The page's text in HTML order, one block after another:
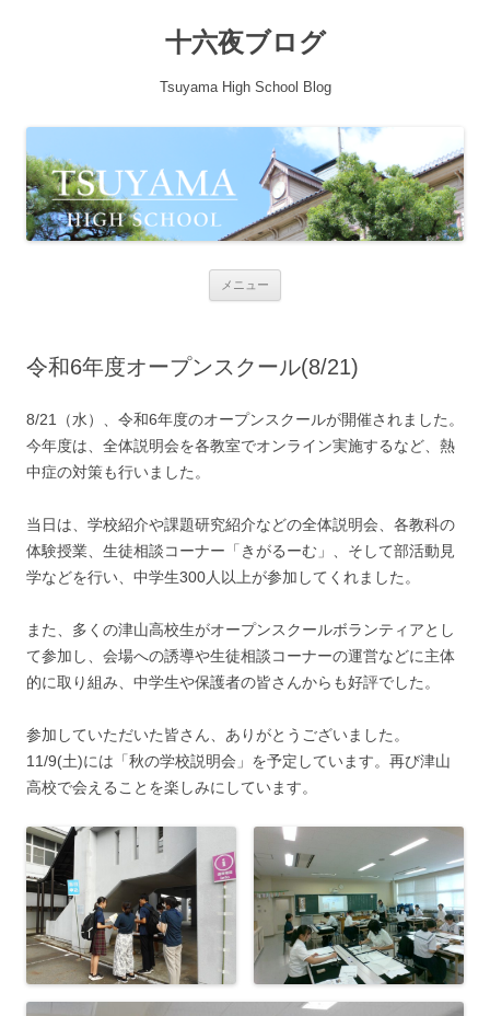
十六夜ブログ
Tsuyama High School Blog
メニュー
令和6年度オープンスクール(8/21)
8/21（水）、令和6年度のオープンスクールが開催されました。
今年度は、全体説明会を各教室でオンライン実施するなど、熱
中症の対策も行いました。
当日は、学校紹介や課題研究紹介などの全体説明会、各教科の
体験授業、生徒相談コーナー「きがるーむ」、そして部活動見
学などを行い、中学生300人以上が参加してくれました。
また、多くの津山高校生がオープンスクールボランティアとし
て参加し、会場への誘導や生徒相談コーナーの運営などに主体
的に取り組み、中学生や保護者の皆さんからも好評でした。
参加していただいた皆さん、ありがとうございました。
11/9(土)には「秋の学校説明会」を予定しています。再び津山
高校で会えることを楽しみにしています。